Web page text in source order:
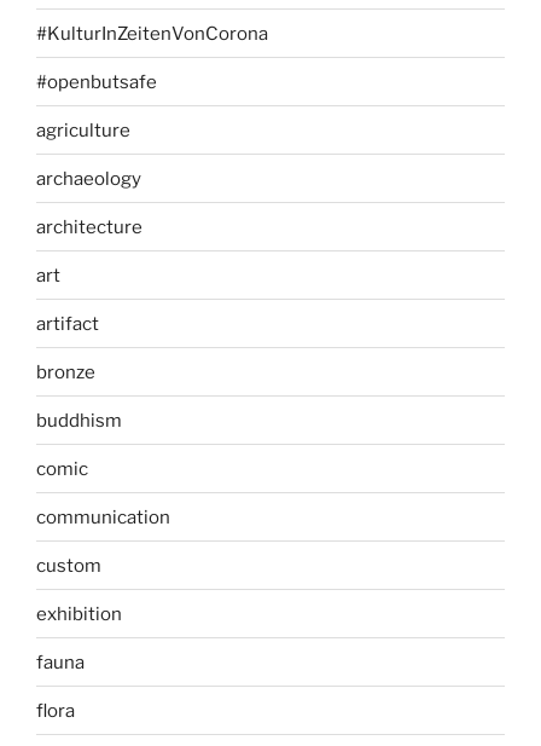
#KulturInZeitenVonCorona
#openbutsafe
agriculture
archaeology
architecture
art
artifact
bronze
buddhism
comic
communication
custom
exhibition
fauna
flora